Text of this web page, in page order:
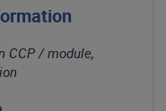
CCP / module,